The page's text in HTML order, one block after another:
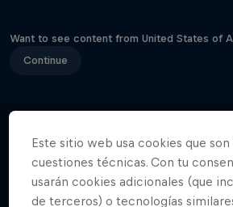
Want to see content from United States of
Continue
Este sitio web usa cookies que
cuestiones técnicas. Con tu
usarán cookies adicionales (que
de terceros) o tecnologías